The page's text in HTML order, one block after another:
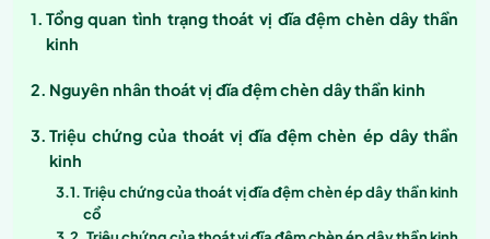
Tổng quan tình trạng thoát vị đĩa đệm chèn dây thần
kinh
Nguyên nhân thoát vị đĩa đệm chèn dây thần kinh
Triệu chứng của thoát vị đĩa đệm chèn ép dây thần
kinh
Triệu chứng của thoát vị đĩa đệm chèn ép dây thần kinh
cổ